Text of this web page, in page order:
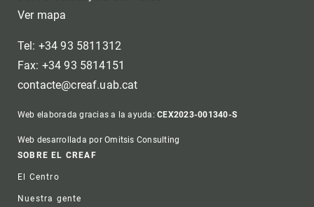
Ver mapa
Tel: +34 93 5811312
Fax: +34 93 5814151
contacte@creaf.uab.cat
Web elaborada gracias a la ayuda:CEX2023-001340-S
Web desarrollada por Omitsis Consulting
Footer
SOBRE EL CREAF
El Centro
Nuestra gente